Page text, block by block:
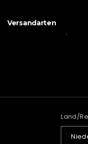
Versandarten
Land/